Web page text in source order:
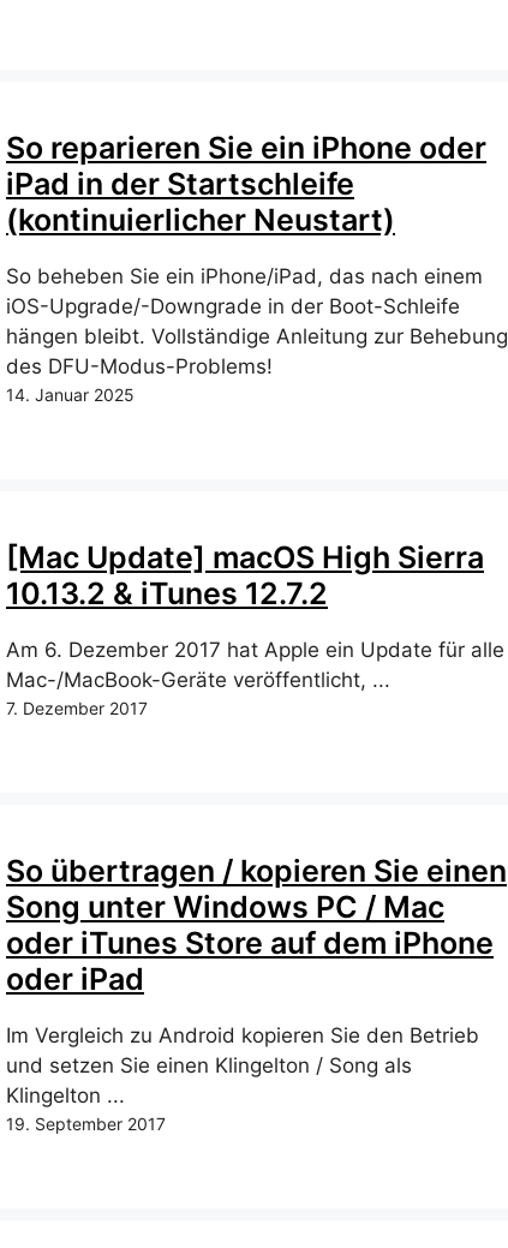
So reparieren Sie ein iPhone oder
iPad in der Startschleife
(kontinuierlicher Neustart)
So beheben Sie ein iPhone/iPad, das nach einem
iOS-Upgrade/-Downgrade in der Boot-Schleife
hängen bleibt. Vollständige Anleitung zur Behebung
des DFU-Modus-Problems!
14. Januar 2025
[Mac Update] macOS High Sierra
10.13.2 & iTunes 12.7.2
Am 6. Dezember 2017 hat Apple ein Update für alle
Mac-/MacBook-Geräte veröffentlicht, ...
7. Dezember 2017
So übertragen / kopieren Sie einen
Song unter Windows PC / Mac
oder iTunes Store auf dem iPhone
oder iPad
Im Vergleich zu Android kopieren Sie den Betrieb
und setzen Sie einen Klingelton / Song als
Klingelton ...
19. September 2017